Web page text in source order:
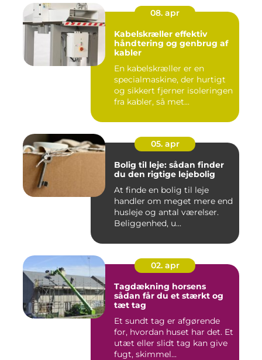
08. apr
Kabelskræller effektiv
håndtering og genbrug af
kabler
En kabelskræller er en
specialmaskine, der hurtigt
og sikkert fjerner isoleringen
fra kabler, så met...
05. apr
Bolig til leje: sådan finder
du den rigtige lejebolig
At finde en bolig til leje
handler om meget mere end
husleje og antal værelser.
Beliggenhed, u...
02. apr
Tagdækning horsens
sådan får du et stærkt og
tæt tag
Et sundt tag er afgørende
for, hvordan huset har det. Et
utæt eller slidt tag kan give
fugt, skimmel...